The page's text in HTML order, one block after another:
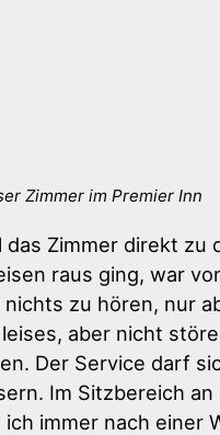
Zimmer im Premier Inn
das Zimmer direkt zu
raus ging, war
nichts zu hören, nur
aber nicht
Der Service darf
Im Sitzbereich an
immer nach einer